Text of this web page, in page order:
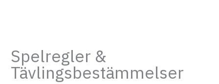
Spelregler &
Tävlingsbestämmelser